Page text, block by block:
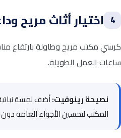
4 اختيار أثاث مريح
كرسي مكتب مريح وطاولة بارتفاع
ساعات العمل الطويلة.
نصيحة رينوفيت:أضف لمسة
المكتب لتحسين الأجواء العامة